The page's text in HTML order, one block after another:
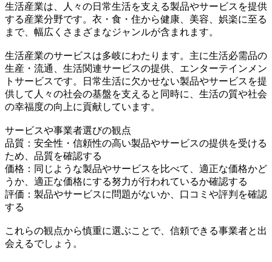
生活産業は、人々の日常生活を支える製品やサービスを提供
する産業分野です。衣・食・住から健康、美容、娯楽に至る
まで、幅広くさまざまなジャンルが含まれます。
生活産業のサービスは多岐にわたります。主に生活必需品の
生産・流通、生活関連サービスの提供、エンターテインメン
トサービスです。日常生活に欠かせない製品やサービスを提
供して人々の社会の基盤を支えると同時に、生活の質や社会
の幸福度の向上に貢献しています。
サービスや事業者選びの観点
品質：安全性・信頼性の高い製品やサービスの提供を受ける
ため、品質を確認する
価格：同じような製品やサービスを比べて、適正な価格かど
うか、適正な価格にする努力が行われているか確認する
評価：製品やサービスに問題がないか、口コミや評判を確認
する
これらの観点から慎重に選ぶことで、信頼できる事業者と出
会えるでしょう。